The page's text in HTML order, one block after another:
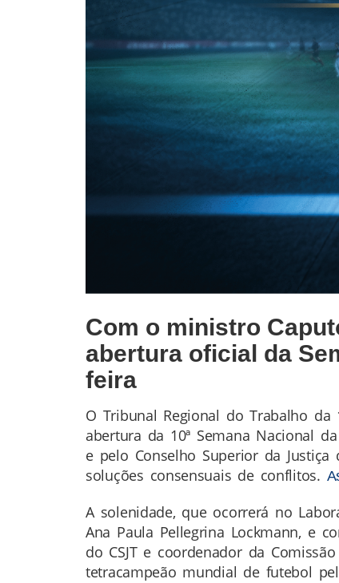
Com o ministro
abertura oficial da
feira
Conteúdo
da
Notícia
O Tribunal Regional do Trabalho da
abertura da 10ª Semana Nacional
e pelo Conselho Superior da
soluções consensuais de conflitos.
A solenidade, que ocorrerá no
Ana Paula Pellegrina Lockmann, e
do CSJT e coordenador da
tetracampeão mundial de futebol